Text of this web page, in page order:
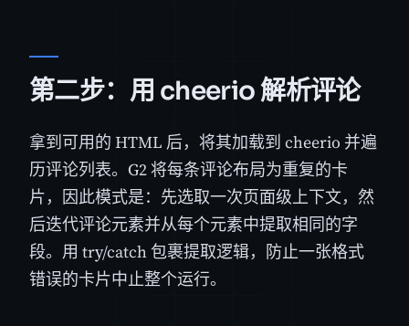
第二步：用 cheerio 解析评论
拿到可用的 HTML 后，将其加载到 cheerio 并遍
历评论列表。G2 将每条评论布局为重复的卡
片，因此模式是：先选取一次页面级上下文，然
后迭代评论元素并从每个元素中提取相同的字
段。用 try/catch 包裹提取逻辑，防止一张格式
错误的卡片中止整个运行。